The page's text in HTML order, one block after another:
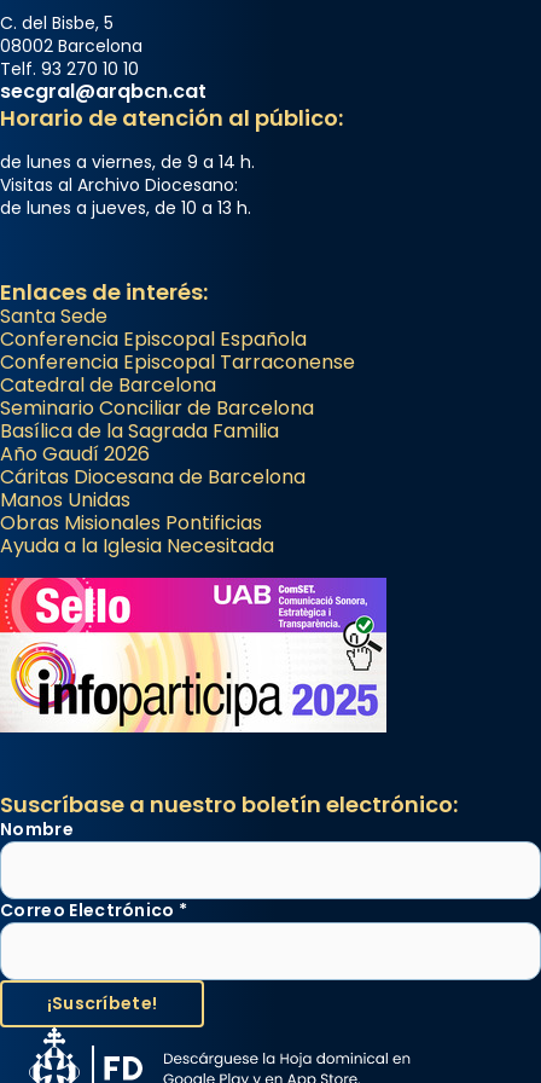
C. del Bisbe, 5
08002 Barcelona
Telf. 93 270 10 10
secgral@arqbcn.cat
Horario de atención al público:
de lunes a viernes, de 9 a 14 h.
Visitas al Archivo Diocesano:
de lunes a jueves, de 10 a 13 h.
Enlaces de interés:
Santa Sede
Conferencia Episcopal Española
Conferencia Episcopal Tarraconense
Catedral de Barcelona
Seminario Conciliar de Barcelona
Basílica de la Sagrada Familia
Año Gaudí 2026
Cáritas Diocesana de Barcelona
Manos Unidas
Obras Misionales Pontificias
Ayuda a la Iglesia Necesitada
Suscríbase a nuestro boletín electrónico:
Nombre
Correo Electrónico *